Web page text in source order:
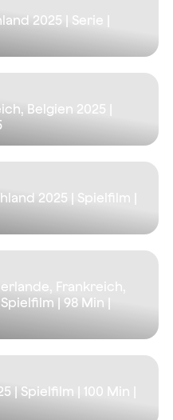
2025 | Serie |
Belgien 2025 |
2025 | Spielfilm |
Frankreich,
| 98 Min
| Spielfilm | 100 Min